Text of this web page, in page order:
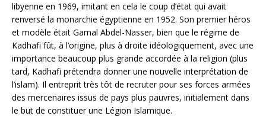
libyenne en 1969, imitant en cela le coup d’état qui avait
renversé la monarchie égyptienne en 1952. Son premier héros
et modèle était Gamal Abdel-Nasser, bien que le régime de
Kadhafi fût, à l’origine, plus à droite idéologiquement, avec une
importance beaucoup plus grande accordée à la religion (plus
tard, Kadhafi prétendra donner une nouvelle interprétation de
l’islam). Il entreprit très tôt de recruter pour ses forces armées
des mercenaires issus de pays plus pauvres, initialement dans
le but de constituer une Légion Islamique.